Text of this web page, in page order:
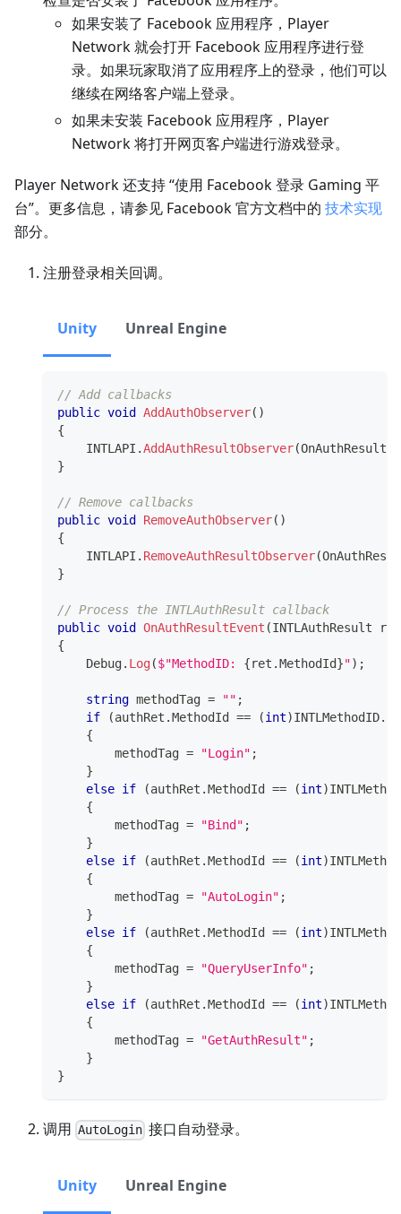
如果安装了 Facebook 应用程序，Player
Network 就会打开 Facebook 应用程序进行登
录。如果玩家取消了应用程序上的登录，他们可以
继续在网络客户端上登录。
如果未安装 Facebook 应用程序，Player
Network 将打开网页客户端进行游戏登录。
Player Network 还支持 “使用 Facebook 登录 Gaming 平
台”。更多信息，请参见 Facebook 官方文档中的 技术实现
部分。
注册登录相关回调。
Unity Unreal Engine
// Add callbacks
public void AddAuthObserver( )
{
    INTLAPI
.AddAuthResultObserver(
}
// Remove callbacks
public void RemoveAuthObserver( )
{
    INTLAPI
. RemoveAuthResultObserver(
}
// Process the INTLAuthResult callback
public void OnAuthResultEvent (INTLAuthResult ret
{
    Debug
. Log($"MethodID: {ret .MethodId}") ;
string methodTag = "" ;
if
(authRet .MethodId == (int)INTLMethodID.
{
        methodTag
= "Login" ;
}
else if (authRet .MethodId == (int)
{
        methodTag
= "Bind" ;
}
else if (authRet .MethodId == (int)
{
        methodTag
= "AutoLogin" ;
}
else if (authRet .MethodId == (int)
{
        methodTag
= "QueryUserInfo" ;
}
else if (authRet .MethodId == (int)
{
        methodTag
= "GetAuthResult" ;
}
}
调用 AutoLogin 接口自动登录。
Unity Unreal Engine